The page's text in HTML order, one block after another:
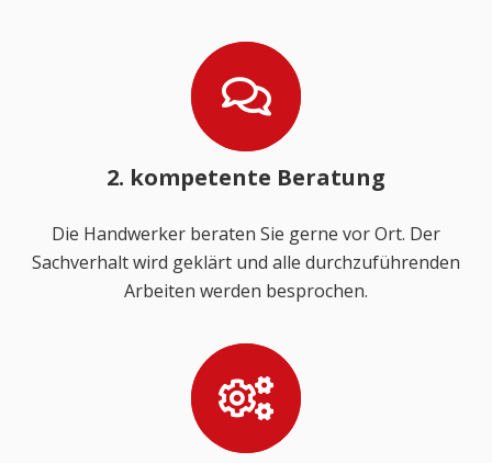
2. kompetente Beratung
Die Handwerker beraten Sie gerne vor Ort. Der
Sachverhalt wird geklärt und alle durchzuführenden
Arbeiten werden besprochen.